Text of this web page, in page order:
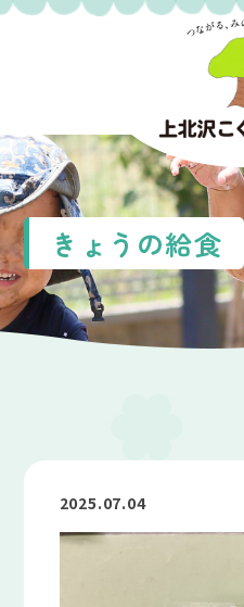
きょうの給食
2025.07.04